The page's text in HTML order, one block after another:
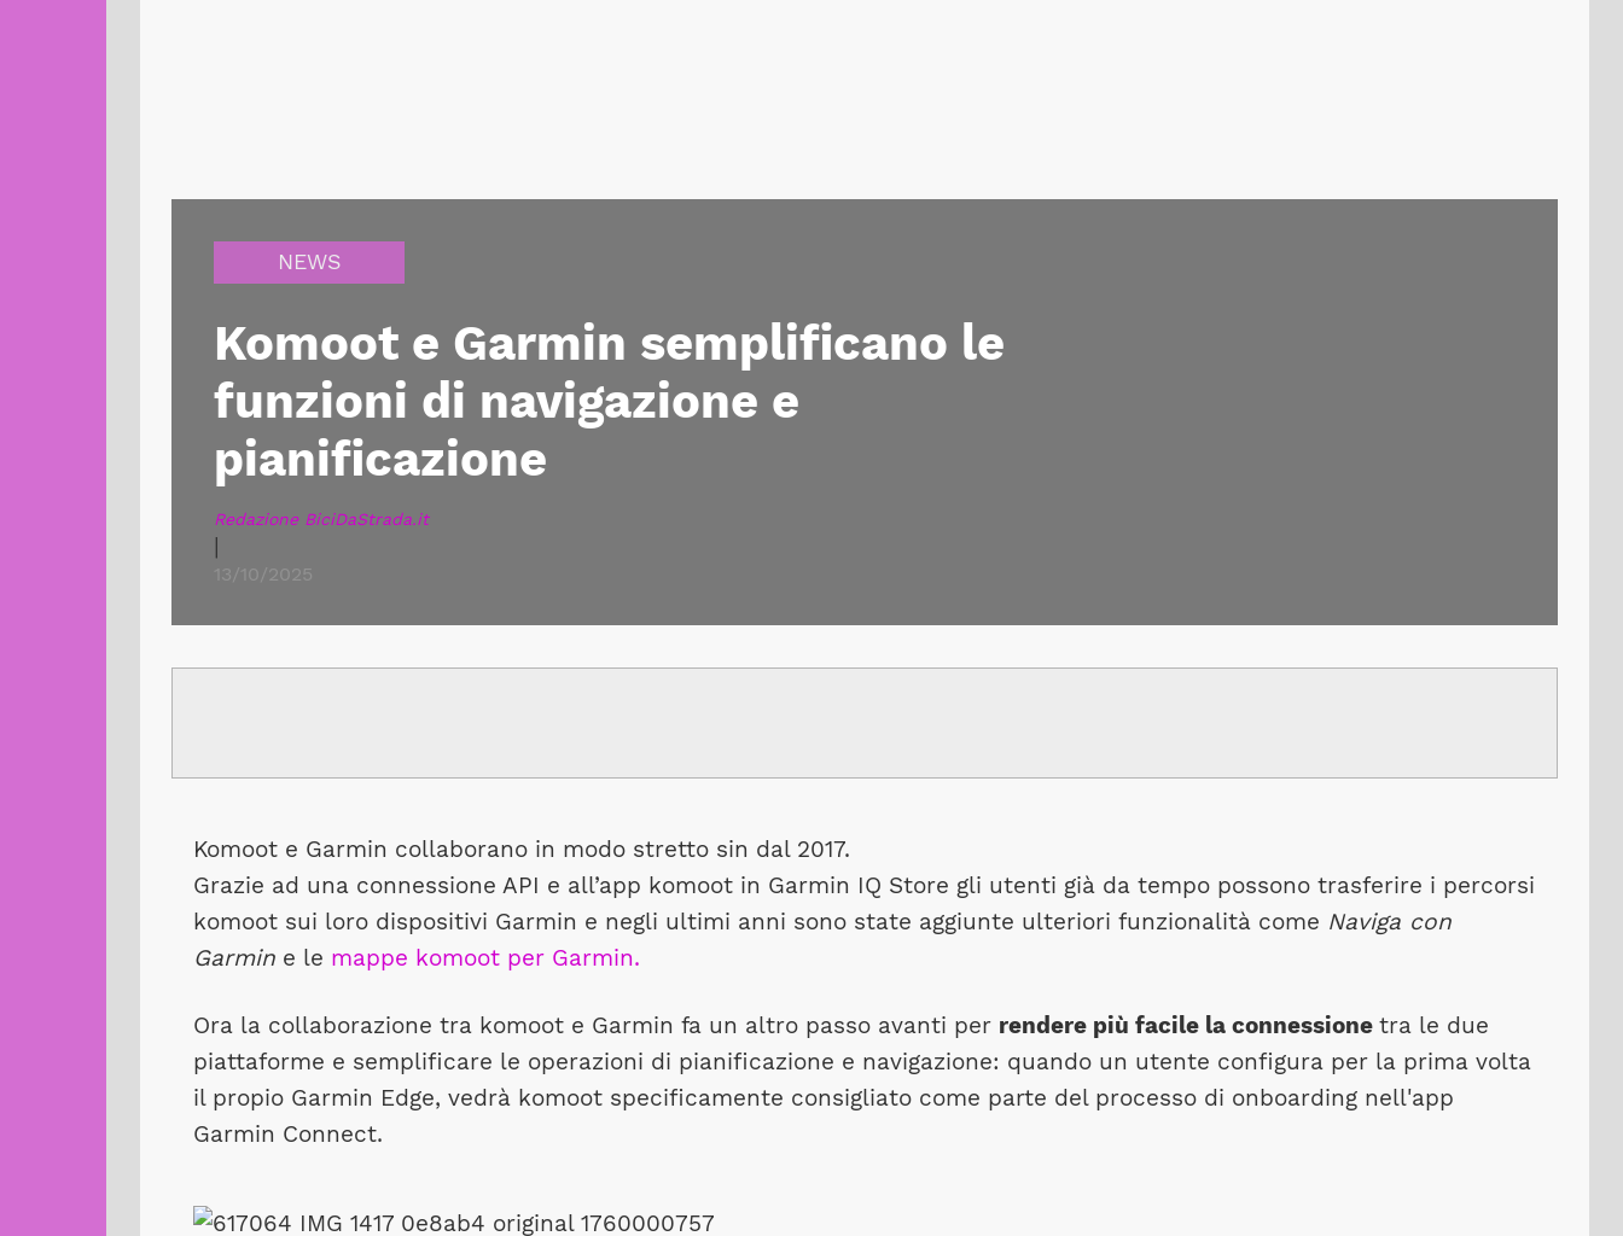
NEWS
Komoot e Garmin semplificano le
funzioni di navigazione e
pianificazione
Redazione BiciDaStrada.it
|
13/10/2025
Komoot e Garmin collaborano in modo stretto sin dal 2017.
Grazie ad una connessione API e all’app komoot in Garmin IQ Store gli utenti già da tempo possono trasferire i percorsi
komoot sui loro dispositivi Garmin e negli ultimi anni sono state aggiunte ulteriori funzionalità come Naviga con
Garmine le mappe komoot per Garmin.
Ora la collaborazione tra komoot e Garmin fa un altro passo avanti per rendere più facile la connessione tra le due
piattaforme e semplificare le operazioni di pianificazione e navigazione: quando un utente configura per la prima volta
il propio Garmin Edge, vedrà komoot specificamente consigliato come parte del processo di onboarding nell'app
Garmin Connect.